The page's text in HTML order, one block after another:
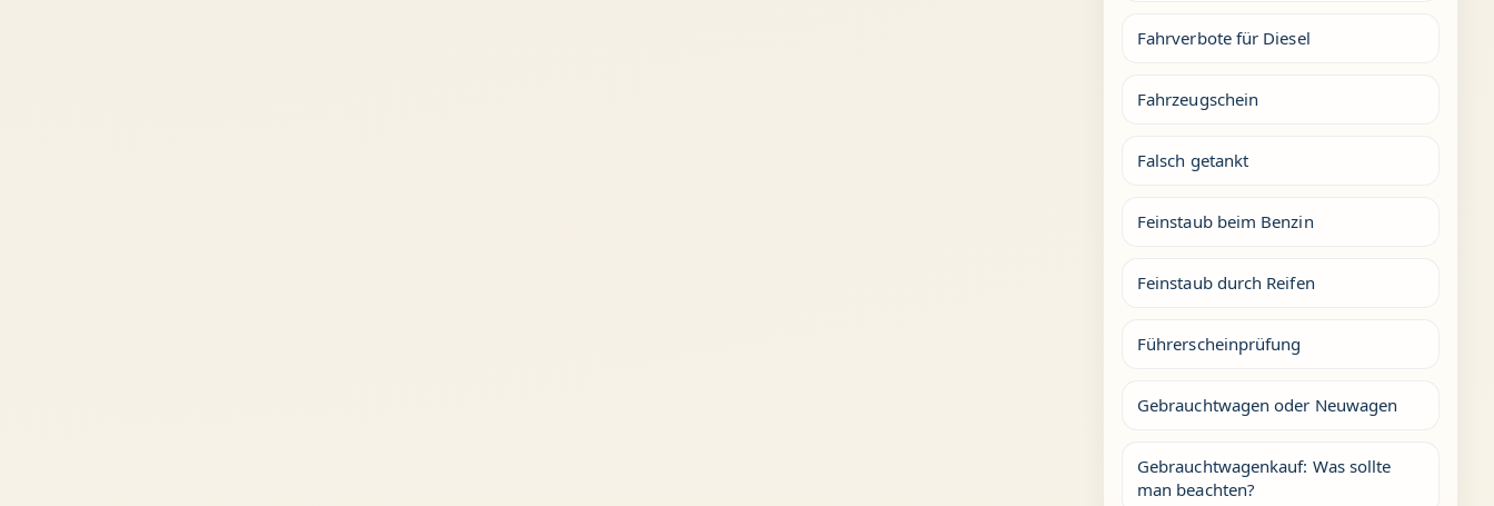
Fahrverbote für Diesel
Fahrzeugschein
Falsch getankt
Feinstaub beim Benzin
Feinstaub durch Reifen
Führerscheinprüfung
Gebrauchtwagen oder Neuwagen
Gebrauchtwagenkauf: Was sollte
man beachten?